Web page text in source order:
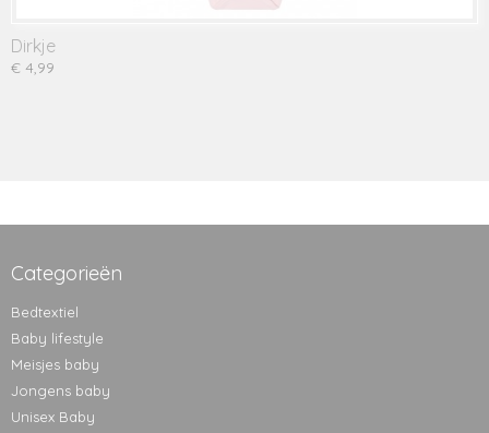
Dirkje
€ 4,99
Categorieën
Bedtextiel
Baby lifestyle
Meisjes baby
Jongens baby
Unisex Baby